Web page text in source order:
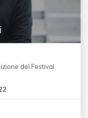
del Festival